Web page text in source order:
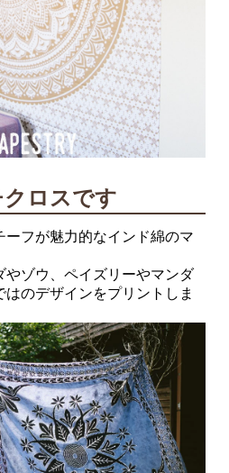
ロスです
フが魅力的なインド綿のマ
やゾウ、ペイズリーやマンダ
のデザインをプリントしま